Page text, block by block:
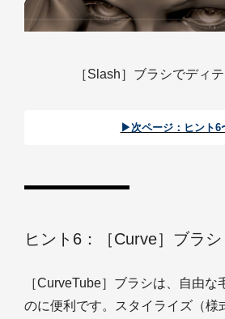
［Slash］ブラシでディ
▶︎次ページ：ヒント6
ヒント6：［Curve］ブラシ
［CurveTube］ブラシは、自由な
のに便利です。スタイライズ（様